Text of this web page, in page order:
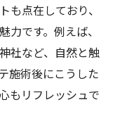
ット
ットの秘訣
し習慣
再生法
点在しており、
です。例えば、
社など、自然と触
施術後にこうした
もリフレッシュで